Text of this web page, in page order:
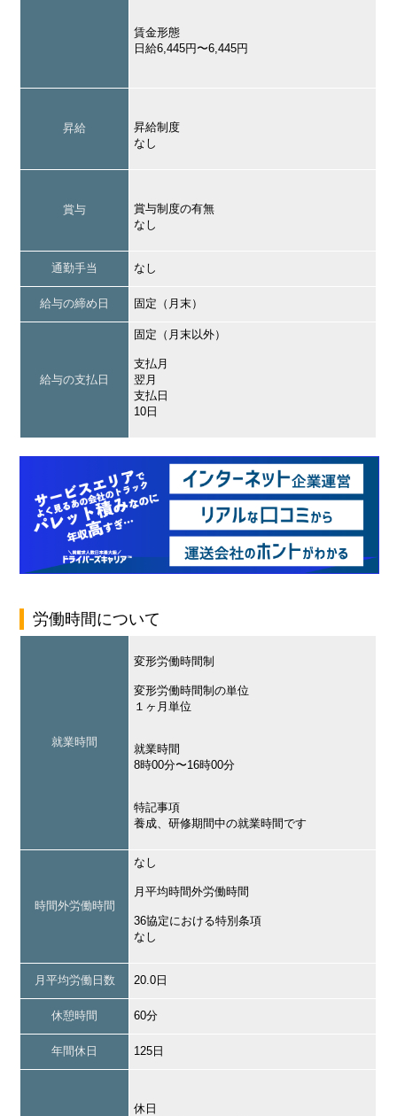
賃金形態
日給6,445円〜6,445円
昇給
昇給制度
なし
賞与
賞与制度の有無
なし
通勤手当 なし
給与の締め日 固定（月末）
給与の支払日
固定（月末以外）
支払月
翌月
支払日
10日
労働時間について
就業時間
変形労働時間制
変形労働時間制の単位
１ヶ月単位
就業時間
8時00分〜16時00分
特記事項
養成、研修期間中の就業時間です
時間外労働時間
なし
月平均時間外労働時間
36協定における特別条項
なし
月平均労働日数 20.0日
休憩時間 60分
年間休日 125日
休日